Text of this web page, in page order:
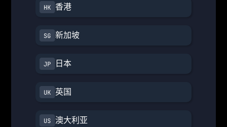
香港
新加坡
日本
英国
澳大利亚